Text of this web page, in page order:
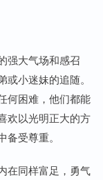
强大气场和感召
小迷妹的追随。
何困难，他们都能
欢以光明正大的方
受尊重。
在同样富足，勇气